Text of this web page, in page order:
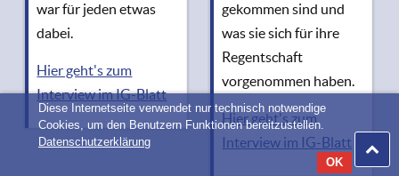
war für jeden etwas
dabei.
Hier geht's zum
Interview im IG-Blatt
gekommen sind und
was sie sich für ihre
Regentschaft
vorgenommen haben.
Hier geht's zum
Interview im IG-Blatt
Diese Internetseite verwendet nur technisch notwendige
Cookies, um den Benutzern Funktionen bereitzustellen.
Datenschutzerklärung
OK